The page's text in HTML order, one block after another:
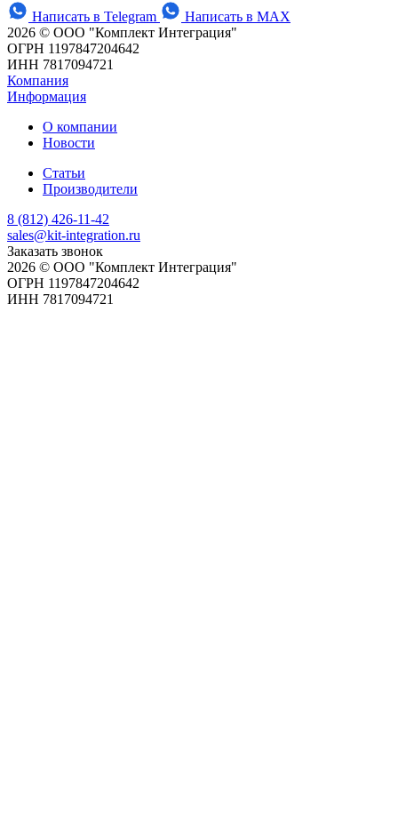
Написать в Telegram
Написать в MAX
2026 © ООО "Комплект Интеграция"
ОГРН 1197847204642
ИНН 7817094721
Компания
Информация
О компании
Новости
Статьи
Производители
8 (812) 426-11-42
sales@kit-integration.ru
Заказать звонок
2026 © ООО "Комплект Интеграция"
ОГРН 1197847204642
ИНН 7817094721